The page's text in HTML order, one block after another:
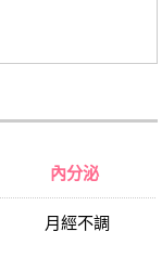
內分泌
月經不調